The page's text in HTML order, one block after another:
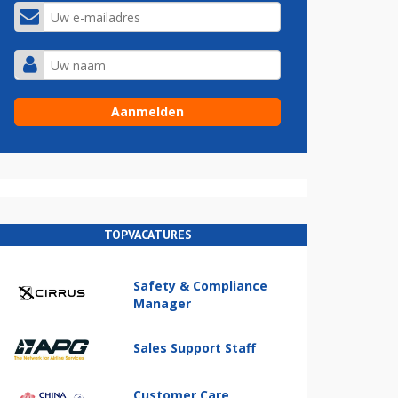
TOPVACATURES
Safety & Compliance
Manager
Sales Support Staff